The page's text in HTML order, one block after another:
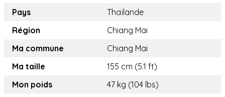
Pays
Thaïlande
Région
Chiang Mai
Ma commune
Chiang Mai
Ma taille
155 cm (5.1 ft)
Mon poids
47 kg (104 lbs)